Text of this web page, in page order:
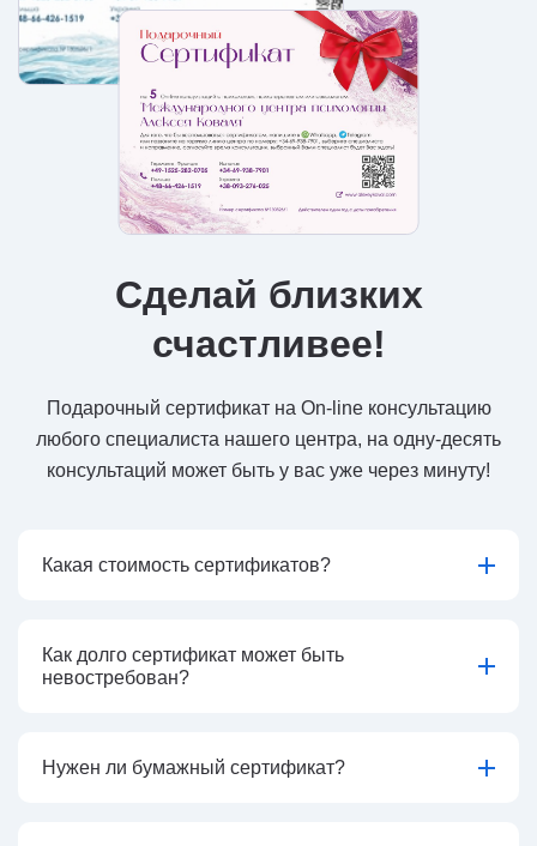
Сделай близких
счастливее!
Подарочный сертификат на On-line консультацию
любого специалиста нашего центра, на одну-десять
консультаций может быть у вас уже через минуту!
Какая стоимость сертификатов?
Как долго сертификат может быть
невостребован?
Нужен ли бумажный сертификат?